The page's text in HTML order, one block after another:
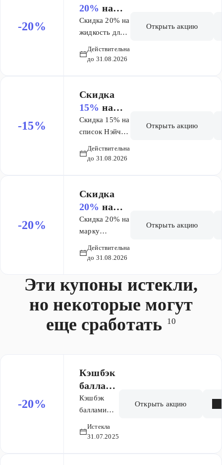
-20%
20% на
жидкость
для
ирригатор
а
Скидка 20% на
жидкость для
Вотердент
Действительна
до 31.08.2026
Открыть акцию
-15%
Скидка
15% на
список
Нэйчес
Баунти
Скидка 15% на
список Нэйчес
Действительна
до 31.08.2026
Открыть акцию
-20%
Скидка
20% на
марку
Президент
Скидка 20% на
марку
Действительна
до 31.08.2026
Открыть акцию
Эти купоны истекли,
но некоторые могут
еще сработать
10
-20%
Кэшбэк
баллами
20%на
бонусну
ю карту
на
Кэшбэк
баллами
бонусную
Истекла
31.07.2025
Открыть акцию